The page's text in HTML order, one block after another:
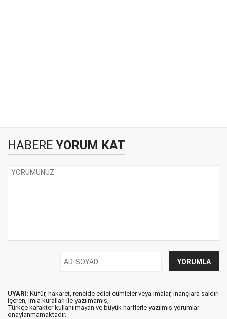
HABERE YORUM KAT
UYARI: Küfür, hakaret, rencide edici cümleler veya imalar, inançlara saldırı
içeren, imla kuralları ile yazılmamış,
Türkçe karakter kullanılmayan ve büyük harflerle yazılmış yorumlar
onaylanmamaktadır.